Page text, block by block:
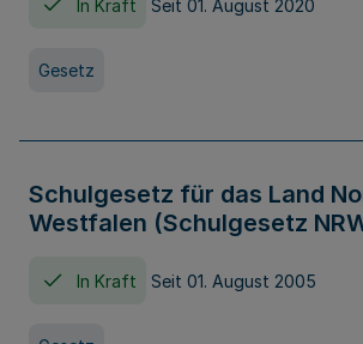
In Kraft Seit 01. August 2020
Gesetz
Schulgesetz für das Land
Westfalen (Schulgesetz
In Kraft Seit 01. August 2005